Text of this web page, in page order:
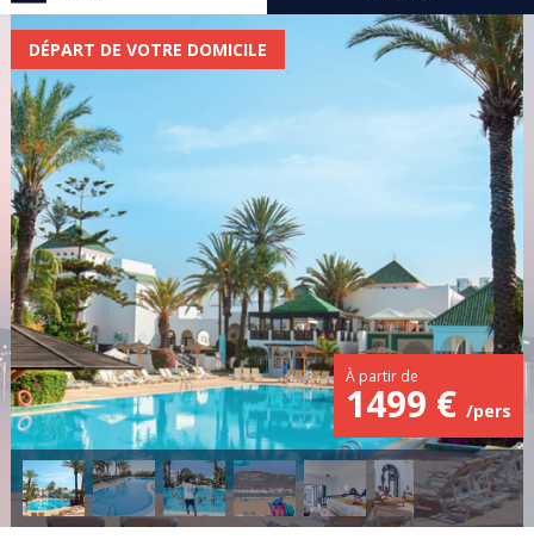
RECHERCHER
ALGÉRIE
BULGARIE
CANADA
CANARIES
CARAIBES
CORFOU
CIRCUITS
CROISIÈRES
PROMOS
VOYAGES DE NOCES
VOYAGES EN AUTOCARS
AGENCES
DÉPART DE VOTRE DOMICILE
À partir de
1499 €/pers